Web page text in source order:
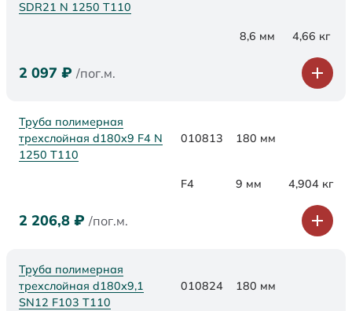
SDR21 N 1250 Т110
8,6 мм 4,66 кг
2 097 ₽ /пог.м.
Труба полимерная
трехслойная d180x9 F4 N
1250 Т110
010813 180 мм
F4 9 мм 4,904 кг
2 206,8 ₽ /пог.м.
Труба полимерная
трехслойная d180х9,1
SN12 F103 Т110
010824 180 мм